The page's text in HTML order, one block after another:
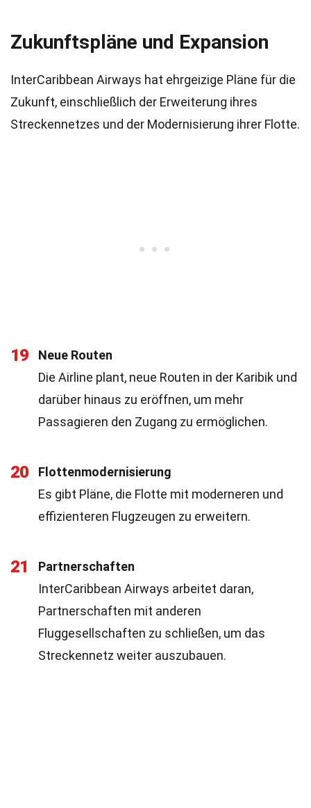
Zukunftspläne und Expansion
InterCaribbean Airways hat ehrgeizige Pläne für die
Zukunft, einschließlich der Erweiterung ihres
Streckennetzes und der Modernisierung ihrer Flotte.
19
Neue Routen
Die Airline plant, neue Routen in der Karibik und
darüber hinaus zu eröffnen, um mehr
Passagieren den Zugang zu ermöglichen.
20
Flottenmodernisierung
Es gibt Pläne, die Flotte mit moderneren und
effizienteren Flugzeugen zu erweitern.
21
Partnerschaften
InterCaribbean Airways arbeitet daran,
Partnerschaften mit anderen
Fluggesellschaften zu schließen, um das
Streckennetz weiter auszubauen.